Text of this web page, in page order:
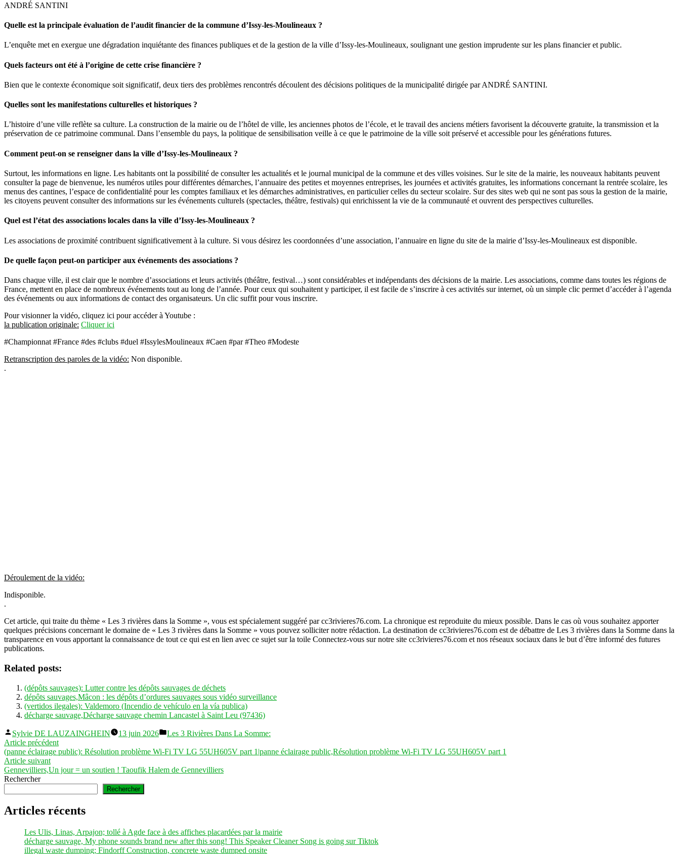
ANDRÉ SANTINI
Quelle est la principale évaluation de l’audit financier de la commune d’Issy-les-Moulineaux ?
L’enquête met en exergue une dégradation inquiétante des finances publiques et de la gestion de la ville d’Issy-les-Moulineaux, soulignant une gestion imprudente sur les plans financier et public.
Quels facteurs ont été à l’origine de cette crise financière ?
Bien que le contexte économique soit significatif, deux tiers des problèmes rencontrés découlent des décisions politiques de la municipalité dirigée par ANDRÉ SANTINI.
Quelles sont les manifestations culturelles et historiques ?
L’histoire d’une ville reflète sa culture. La construction de la mairie ou de l’hôtel de ville, les anciennes photos de l’école, et le travail des anciens métiers favorisent la découverte gratuite, la transmission et la
préservation de ce patrimoine communal. Dans l’ensemble du pays, la politique de sensibilisation veille à ce que le patrimoine de la ville soit préservé et accessible pour les générations futures.
Comment peut-on se renseigner dans la ville d’Issy-les-Moulineaux ?
Surtout, les informations en ligne. Les habitants ont la possibilité de consulter les actualités et le journal municipal de la commune et des villes voisines. Sur le site de la mairie, les nouveaux habitants peuvent
consulter la page de bienvenue, les numéros utiles pour différentes démarches, l’annuaire des petites et moyennes entreprises, les journées et activités gratuites, les informations concernant la rentrée scolaire, les
menus des cantines, l’espace de confidentialité pour les comptes familiaux et les démarches administratives, en particulier celles du secteur scolaire. Sur des sites web qui ne sont pas sous la gestion de la mairie,
les citoyens peuvent consulter des informations sur les événements culturels (spectacles, théâtre, festivals) qui enrichissent la vie de la communauté et ouvrent des perspectives culturelles.
Quel est l’état des associations locales dans la ville d’Issy-les-Moulineaux ?
Les associations de proximité contribuent significativement à la culture. Si vous désirez les coordonnées d’une association, l’annuaire en ligne du site de la mairie d’Issy-les-Moulineaux est disponible.
De quelle façon peut-on participer aux événements des associations ?
Dans chaque ville, il est clair que le nombre d’associations et leurs activités (théâtre, festival…) sont considérables et indépendants des décisions de la mairie. Les associations, comme dans toutes les régions de
France, mettent en place de nombreux événements tout au long de l’année. Pour ceux qui souhaitent y participer, il est facile de s’inscrire à ces activités sur internet, où un simple clic permet d’accéder à l’agenda
des événements ou aux informations de contact des organisateurs. Un clic suffit pour vous inscrire.
Pour visionner la vidéo, cliquez ici pour accéder à Youtube :
la publication originale: Cliquer ici
#Championnat #France #des #clubs #duel #IssylesMoulineaux #Caen #par #Theo #Modeste
Retranscription des paroles de la vidéo: Non disponible.
.
Déroulement de la vidéo:
Indisponible.
.
Cet article, qui traite du thème « Les 3 rivières dans la Somme », vous est spécialement suggéré par cc3rivieres76.com. La chronique est reproduite du mieux possible. Dans le cas où vous souhaitez apporter
quelques précisions concernant le domaine de « Les 3 rivières dans la Somme » vous pouvez solliciter notre rédaction. La destination de cc3rivieres76.com est de débattre de Les 3 rivières dans la Somme dans la
transparence en vous apportant la connaissance de tout ce qui est en lien avec ce sujet sur la toile Connectez-vous sur notre site cc3rivieres76.com et nos réseaux sociaux dans le but d’être informé des futures
publications.
Related posts:
(dépôts sauvages): Lutter contre les dépôts sauvages de déchets
dépôts sauvages,Mâcon : les dépôts d’ordures sauvages sous vidéo surveillance
(vertidos ilegales): Valdemoro (Incendio de vehículo en la vía publica)
décharge sauvage,Décharge sauvage chemin Lancastel à Saint Leu (97436)
Publié
par
Sylvie DE LAUZAINGHEIN 13 juin 2026
Publié
Les 3 Rivières Dans La Somme:
Navigation
de
l’article
Article précédentArticle
précédent :
(panne éclairage public): Résolution problème Wi-Fi TV LG 55UH605V part 1|panne éclairage public,Résolution problème Wi-Fi TV LG 55UH605V part 1
Article suivantArticle
suivant :
Gennevilliers,Un jour = un soutien ! Taoufik Halem de Gennevilliers
Rechercher
Rechercher
Articles récents
Les Ulis, Linas, Arpajon; tollé à Agde face à des affiches placardées par la mairie
décharge sauvage, My phone sounds brand new after this song! This Speaker Cleaner Song is going sur Tiktok
illegal waste dumping; Findorff Construction, concrete waste dumped onsite